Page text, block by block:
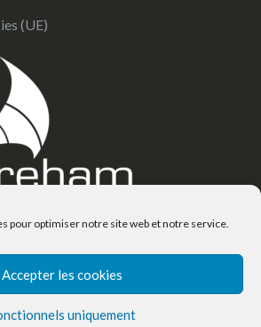
pour optimiser notre site web et notre service.
Accepter les cookies
uniquement
(UE)
Mairie de Ouistreham Riva-Bella